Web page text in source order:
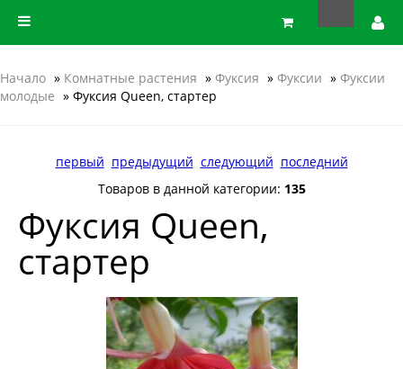
Начало » Комнатные растения » Фуксия » Фуксии » Фуксии
молодые » Фуксия Queen, стартер
первый предыдущий следующий последний
Товаров в данной категории: 135
Фуксия Queen,
стартер